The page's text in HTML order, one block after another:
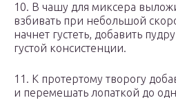
10. В чашу для миксера
взбивать при небольшой
начнет густеть, добавить
густой консистенции.
11. К протертому творогу
и перемешать лопаткой до